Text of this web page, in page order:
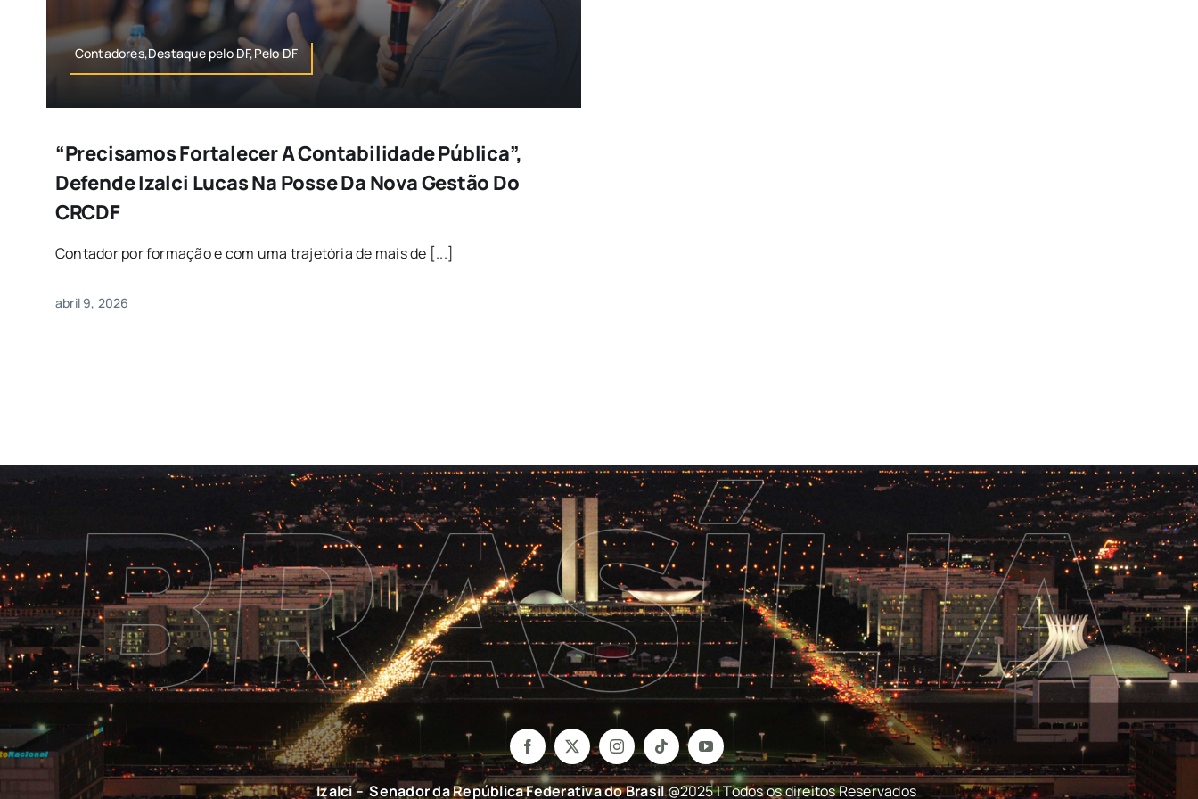
Contadores,Destaque pelo DF,Pelo DF
“Precisamos Fortalecer A Contabilidade Pública”,
Defende Izalci Lucas Na Posse Da Nova Gestão Do
CRCDF
Contador por formação e com uma trajetória de mais de [...]
abril 9, 2026
Izalci – Senador da República Federativa do Brasil@2025 | Todos os direitos Reservados